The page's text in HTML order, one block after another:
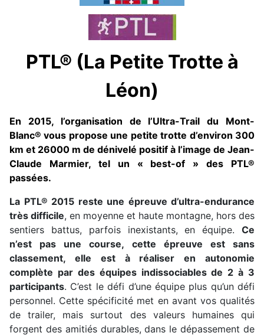
PTL® (La Petite Trotte à
Léon)
En 2015, l’organisation de l’Ultra-Trail du Mont-
Blanc® vous propose une petite trotte d’environ 300
km et 26000 m de dénivelé positif à l’image de Jean-
Claude Marmier, tel un « best-of » des PTL®
passées.
La PTL® 2015 reste une épreuve d’ultra-endurance
très difficile, en moyenne et haute montagne, hors des
sentiers battus, parfois inexistants, en équipe. Ce
n’est pas une course, cette épreuve est sans
classement, elle est à réaliser en autonomie
complète par des équipes indissociables de 2 à 3
participants. C’est le défi d’une équipe plus qu’un défi
personnel. Cette spécificité met en avant vos qualités
detrailer, mais surtout des valeurs humaines qui
forgent des amitiés durables, dans le dépassement de